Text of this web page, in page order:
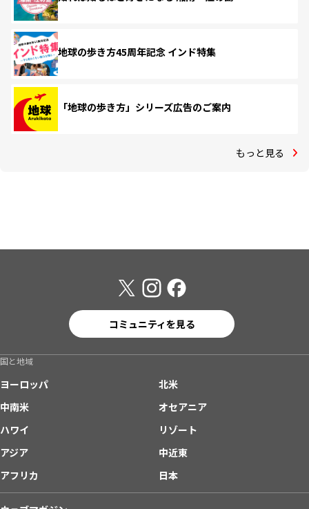
地球の歩き方45周年記念 インド特集
「地球の歩き方」シリーズ広告のご案内
もっと見る
コミュニティを見る
国と地域
ヨーロッパ
北米
中南米
オセアニア
ハワイ
リゾート
アジア
中近東
アフリカ
日本